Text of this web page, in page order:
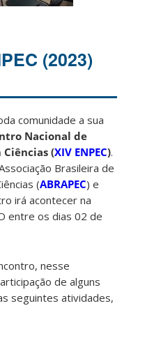
(2023)
comunidade a sua
Nacional de
Ciências (XIV ENPEC).
Brasileira de
(ABRAPEC) e
irá acontecer na
entre os dias 02 de
nesse
de alguns
seguintes atividades,